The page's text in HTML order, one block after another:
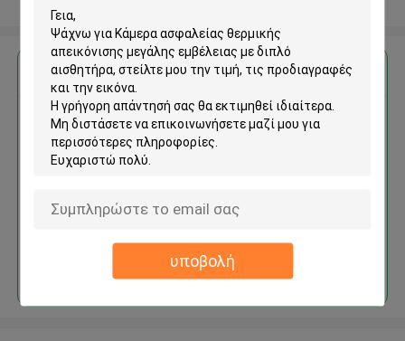
υποβολή
Αποκτήστε την καλύτερη τιμή για
Κάμερα ασφαλείας θερμικής
απεικόνισης μεγάλης
εμβέλειας με διπλό αισθητήρα
Να συνεχίσει